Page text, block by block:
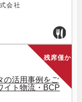
会社
残席僅か
の活用事例をご
イト物流・BCP